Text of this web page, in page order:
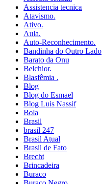
Assistencia tecnica
Atavismo.
Ativo.
Aula.
Auto-Reconhecimento.
Bandinha do Outro Lado
Barato da Onu
Belchior.
Blasfêmia .
Blog
Blog do Esmael
Blog Luis Nassif
Bola
Brasil
brasil 247
Brasil Atual
Brasil de Fato
Brecht
Brincadeira
Buraco